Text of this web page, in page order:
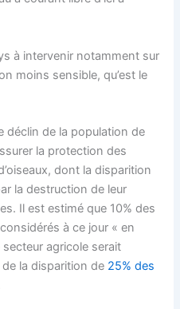
à intervenir notamment sur
moins sensible, qu’est le
déclin de la population de
la protection des
dont la disparition
la destruction de leur
Il est estimé que 10% des
à ce jour « en
secteur agricole serait
la disparition de 25% des